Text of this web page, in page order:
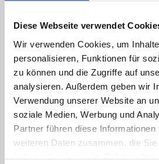
Diese Webseite verwendet
Wir verwenden Cookies, um
personalisieren, Funktionen für
zu können und die Zugriffe auf
analysieren. Außerdem geben wir
Verwendung unserer Website an
soziale Medien, Werbung und
Partner führen diese
weiteren Daten zusammen, die
haben oder die sie im Rahmen
SPEZIAL-